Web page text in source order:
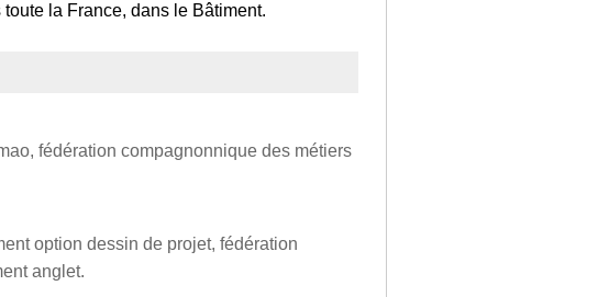
la France, dans le Bâtiment.
fédération compagnonnique des métiers
option dessin de projet, fédération
anglet.